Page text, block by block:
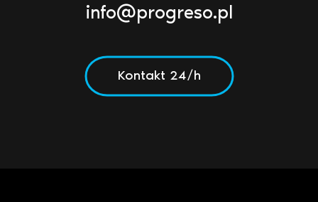
info@progreso.pl
Kontakt 24/h